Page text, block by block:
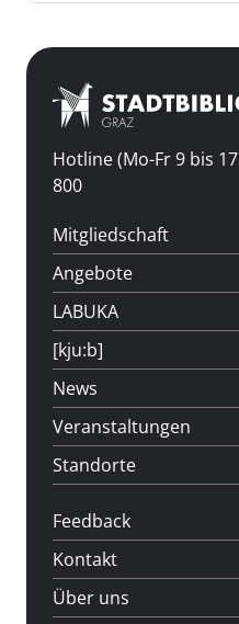
Hotline (Mo-Fr 9 bis
800
Mitgliedschaft
Angebote
LABUKA
[kju:b]
News
Veranstaltungen
Standorte
Feedback
Kontakt
Über uns